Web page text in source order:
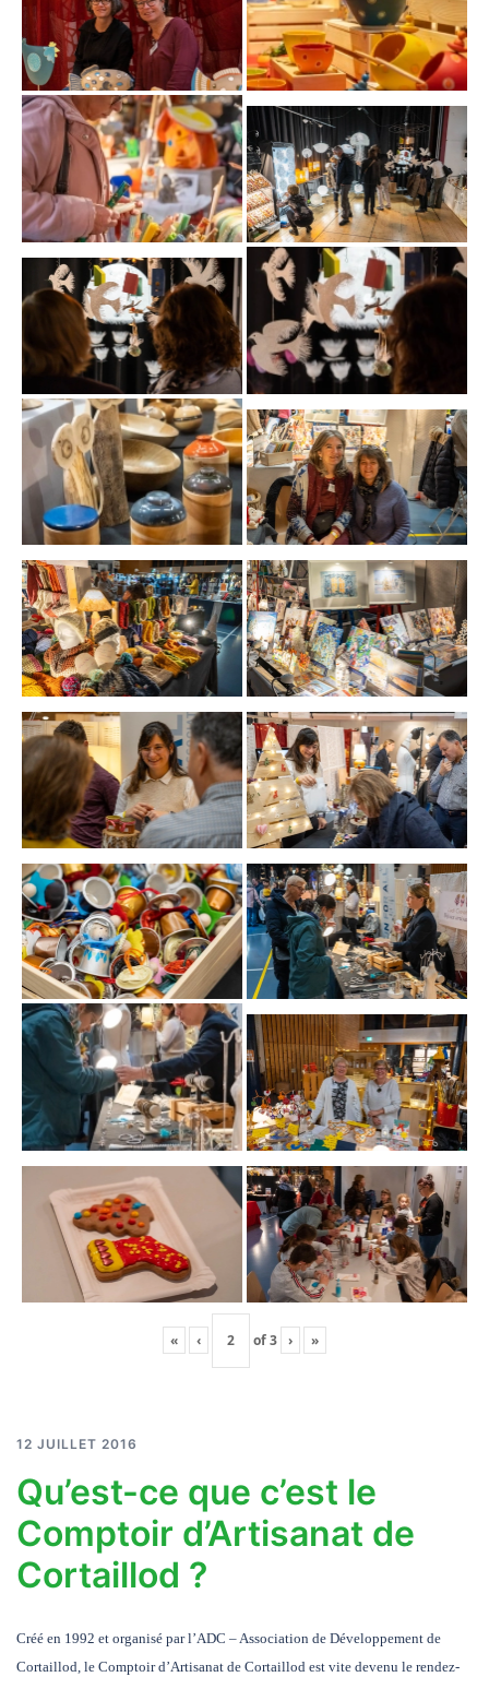
« ‹ of3 › »
12 JUILLET 2016
Qu’est-ce que c’est le
Comptoir d’Artisanat de
Cortaillod ?
Créé en 1992 et organisé par l’ADC – Association de Développement de
Cortaillod, le Comptoir d’Artisanat de Cortaillod est vite devenu le rendez-